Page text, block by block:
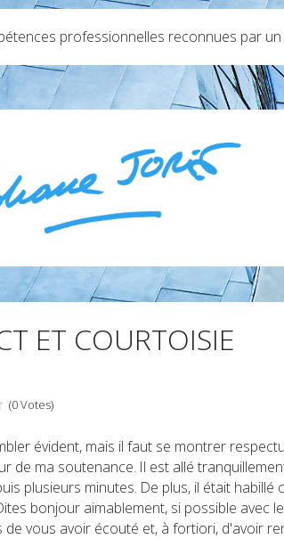
professionnelles reconnues par
ET COURTOISIE
(0 Votes)
évident, mais il faut se montrer
de ma soutenance. Il est allé
plusieurs minutes. De plus, il était
bonjour aimablement, si possible avec
de vous avoir écouté et, à fortiori, d'avoir